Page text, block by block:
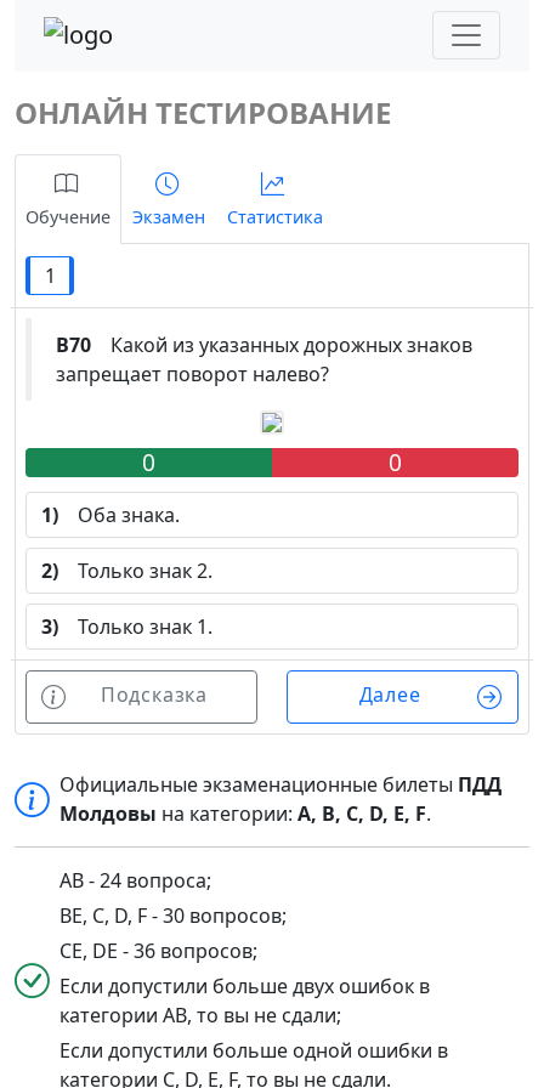
ОНЛАЙН ТЕСТИРОВАНИЕ
Обучение Экзамен Статистика
1
B70 Какой из указанных дорожных знаков
запрещает поворот налево?
0 0
1) Оба знака.
2) Только знак 2.
3) Только знак 1.
Подсказка Далее
Официальные экзаменационные билеты ПДД
Молдовы на категории:A, B, C, D, E, F.
AB - 24 вопроса;
BE, C, D, F - 30 вопросов;
CE, DE - 36 вопросов;
Если допустили больше двух ошибок в
категории AB, то вы не сдали;
Если допустили больше одной ошибки в
категории C, D, E, F, то вы не сдали.